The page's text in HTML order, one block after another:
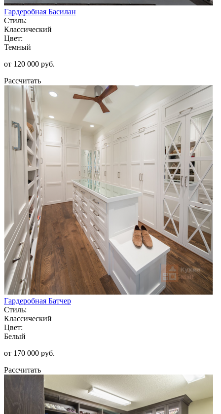
Гардеробная Басилан
Стиль:
Классический
Цвет:
Темный
от 120 000 руб.
Рассчитать
Гардеробная Батчер
Стиль:
Классический
Цвет:
Белый
от 170 000 руб.
Рассчитать